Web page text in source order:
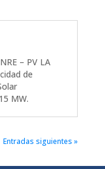
– PV LA
de
MW.
Entradas siguientes »